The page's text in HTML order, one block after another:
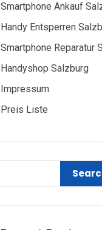
Smartphone Ankauf
Handy Entsperren
Smartphone Reparatur
Handyshop Salzburg
Impressum
Preis Liste